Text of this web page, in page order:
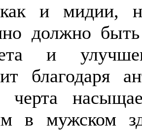
и мидии,
должно
и
благодаря
черта
в мужском